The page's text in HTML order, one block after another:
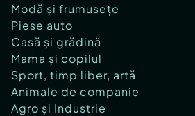
Modă și frumusețe
Piese auto
Casă și grădină
Mama și copilul
Sport, timp liber, artă
Animale de companie
Agro și Industrie